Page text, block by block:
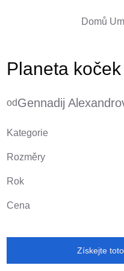
Domů
Planeta koček
odGennadij
Kategorie
Rozměry
Rok
Cena
Získejte